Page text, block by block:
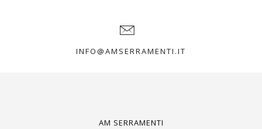
INFO@AMSERRAMENTI.IT
AM SERRAMENTI